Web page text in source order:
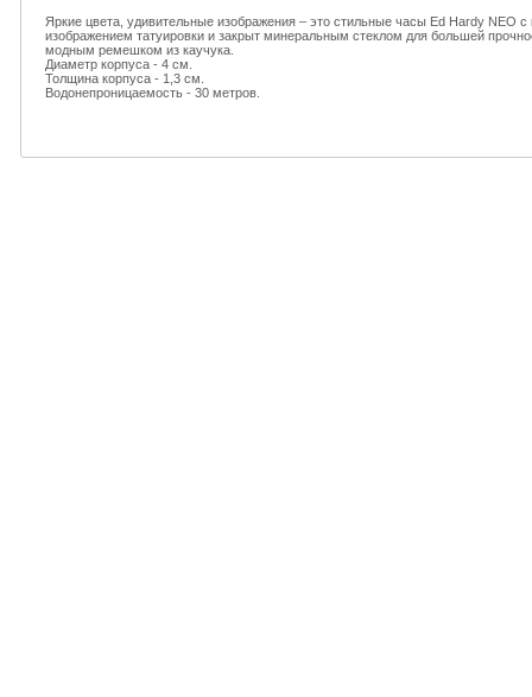
Яркие цвета, удивительные изображения – это стильные часы Ed Hardy
изображением татуировки и закрыт минеральным стеклом для большей
модным ремешком из каучука.
Диаметр корпуса - 4 см.
Толщина корпуса - 1,3 см.
Водонепроницаемость - 30 метров.